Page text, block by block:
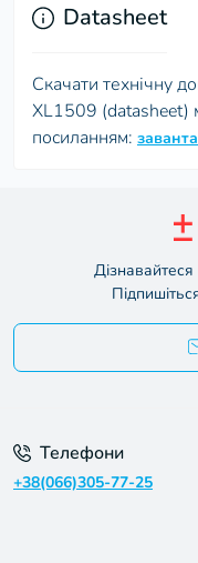
Datasheet
Скачати технічну
XL1509 (datasheet)
посиланням:
Телефони
+38(066)305-77-25